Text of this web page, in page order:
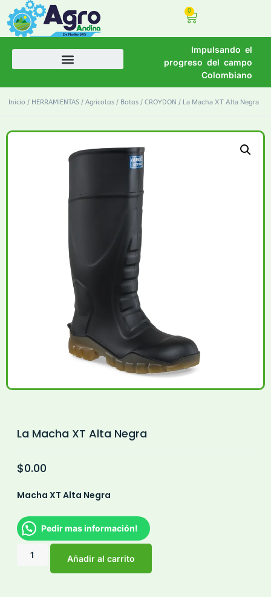
0
Impulsando el
progreso del campo
Colombiano
Inicio / HERRAMIENTAS / Agricolas / Botas / CROYDON / La Macha XT Alta Negra
La Macha XT Alta Negra
$0.00
Macha XT Alta Negra
Pedir mas información!
Añadir al carrito